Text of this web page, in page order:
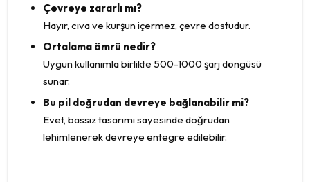
Çevreye zararlı mı?
Hayır, cıva ve kurşun içermez, çevre dostudur.
Ortalama ömrü nedir?
Uygun kullanımla birlikte 500-1000 şarj döngüsü
sunar.
Bu pil doğrudan devreye bağlanabilir mi?
Evet, bassız tasarımı sayesinde doğrudan
lehimlenerek devreye entegre edilebilir.